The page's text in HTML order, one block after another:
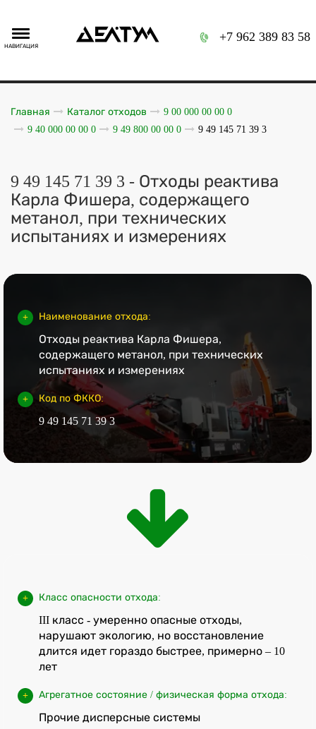
НАВИГАЦИЯ
+7 962 389 83 58
Главная Каталог отходов
9 00 000 00 00 0
9 40 000 00 00 0
9 49 800 00 00 0 9 49 145 71 39 3
9 49 145 71 39 3 - Отходы реактива
Карла Фишера, содержащего
метанол, при технических
испытаниях и измерениях
Наименование отхода:
Отходы реактива Карла Фишера,
содержащего метанол, при технических
испытаниях и измерениях
Код по ФККО:
9 49 145 71 39 3
Класс опасности отхода:
III класс - умеренно опасные отходы,
нарушают экологию, но восстановление
длится идет гораздо быстрее, примерно – 10
лет
Агрегатное состояние / физическая форма отхода:
Прочие дисперсные системы